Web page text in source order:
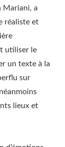
Mariani, a
réaliste et
utiliser le
un texte à la
sur
lieux et